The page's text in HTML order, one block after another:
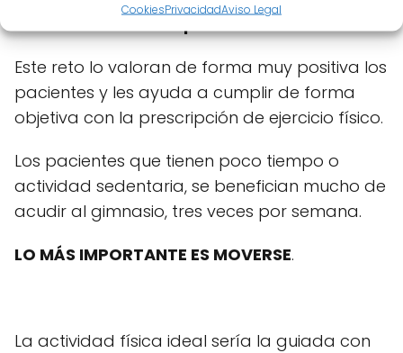
CookiesPrivacidadAviso Legal
Este reto lo valoran de forma muy positiva los
pacientes y les ayuda a cumplir de forma
objetiva con la prescripción de ejercicio físico.
Los pacientes que tienen poco tiempo o
actividad sedentaria, se benefician mucho de
acudir al gimnasio, tres veces por semana.
LO MÁS IMPORTANTE ES MOVERSE.
La actividad física ideal sería la guiada con